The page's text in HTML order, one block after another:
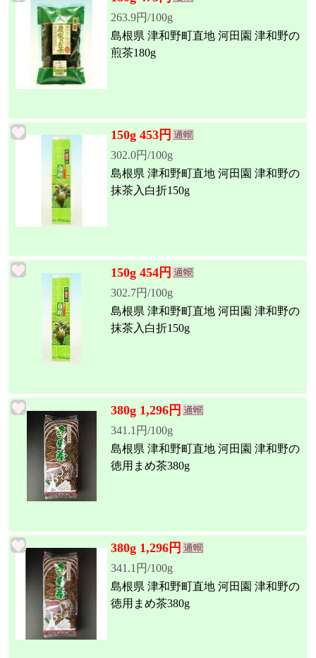
263.9円/100g
島根県 津和野町直地 河田園 津和野の
煎茶180g
150g 453円
302.0円/100g
島根県 津和野町直地 河田園 津和野の
抹茶入白折150g
150g 454円
302.7円/100g
島根県 津和野町直地 河田園 津和野の
抹茶入白折150g
380g 1,296円
341.1円/100g
島根県 津和野町直地 河田園 津和野の
徳用まめ茶380g
380g 1,296円
341.1円/100g
島根県 津和野町直地 河田園 津和野の
徳用まめ茶380g